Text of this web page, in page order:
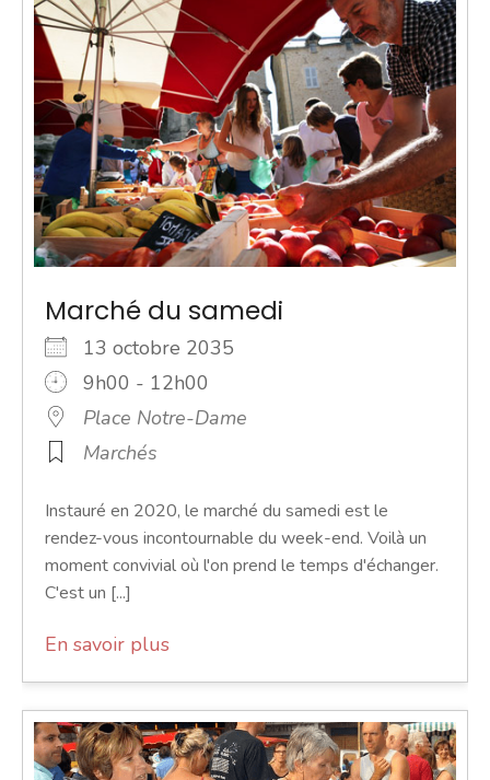
Marché du samedi
13 octobre 2035
9h00 - 12h00
Place Notre-Dame
Marchés
Instauré en 2020, le marché du samedi est le
rendez-vous incontournable du week-end. Voilà un
moment convivial où l'on prend le temps d'échanger.
C'est un [...]
En savoir plus